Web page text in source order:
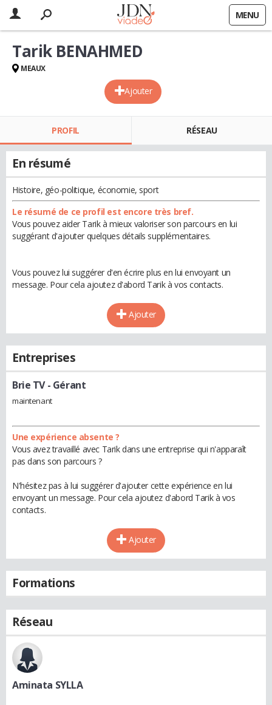
MENU
Ajouter
Tarik BENAHMED
MEAUX
PROFIL RÉSEAU
En résumé
Histoire, géo-politique, économie, sport
Le résumé de ce profil est encore très bref.
Vous pouvez aider Tarik à mieux valoriser son parcours en lui
suggérant d'ajouter quelques détails supplémentaires.
Vous pouvez lui suggérer d'en écrire plus en lui envoyant un
message. Pour cela ajoutez d'abord Tarik à vos contacts.
Ajouter
Entreprises
Brie TV- Gérant
maintenant
Une expérience absente ?
Vous avez travaillé avec Tarik dans une entreprise qui n'apparaît
pas dans son parcours ?
N'hésitez pas à lui suggérer d'ajouter cette expérience en lui
envoyant un message. Pour cela ajoutez d'abord Tarik à vos
contacts.
Ajouter
Formations
Réseau
Aminata SYLLA